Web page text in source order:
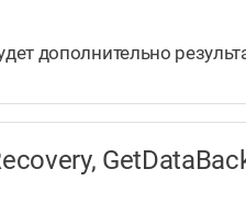
дополнительно